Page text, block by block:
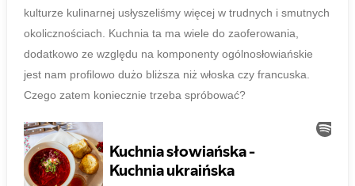
kulturze kulinarnej usłyszeliśmy więcej w trudnych i smutnych
okolicznościach. Kuchnia ta ma wiele do zaoferowania,
dodatkowo ze względu na komponenty ogólnosłowiańskie
jest nam profilowo dużo bliższa niż włoska czy francuska.
Czego zatem koniecznie trzeba spróbować?